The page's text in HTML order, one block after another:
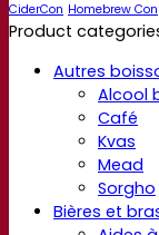
CiderCon Homebrew Con
Product
Autres
Alcool
Café
Kvas
Mead
Sorgho
Bières et